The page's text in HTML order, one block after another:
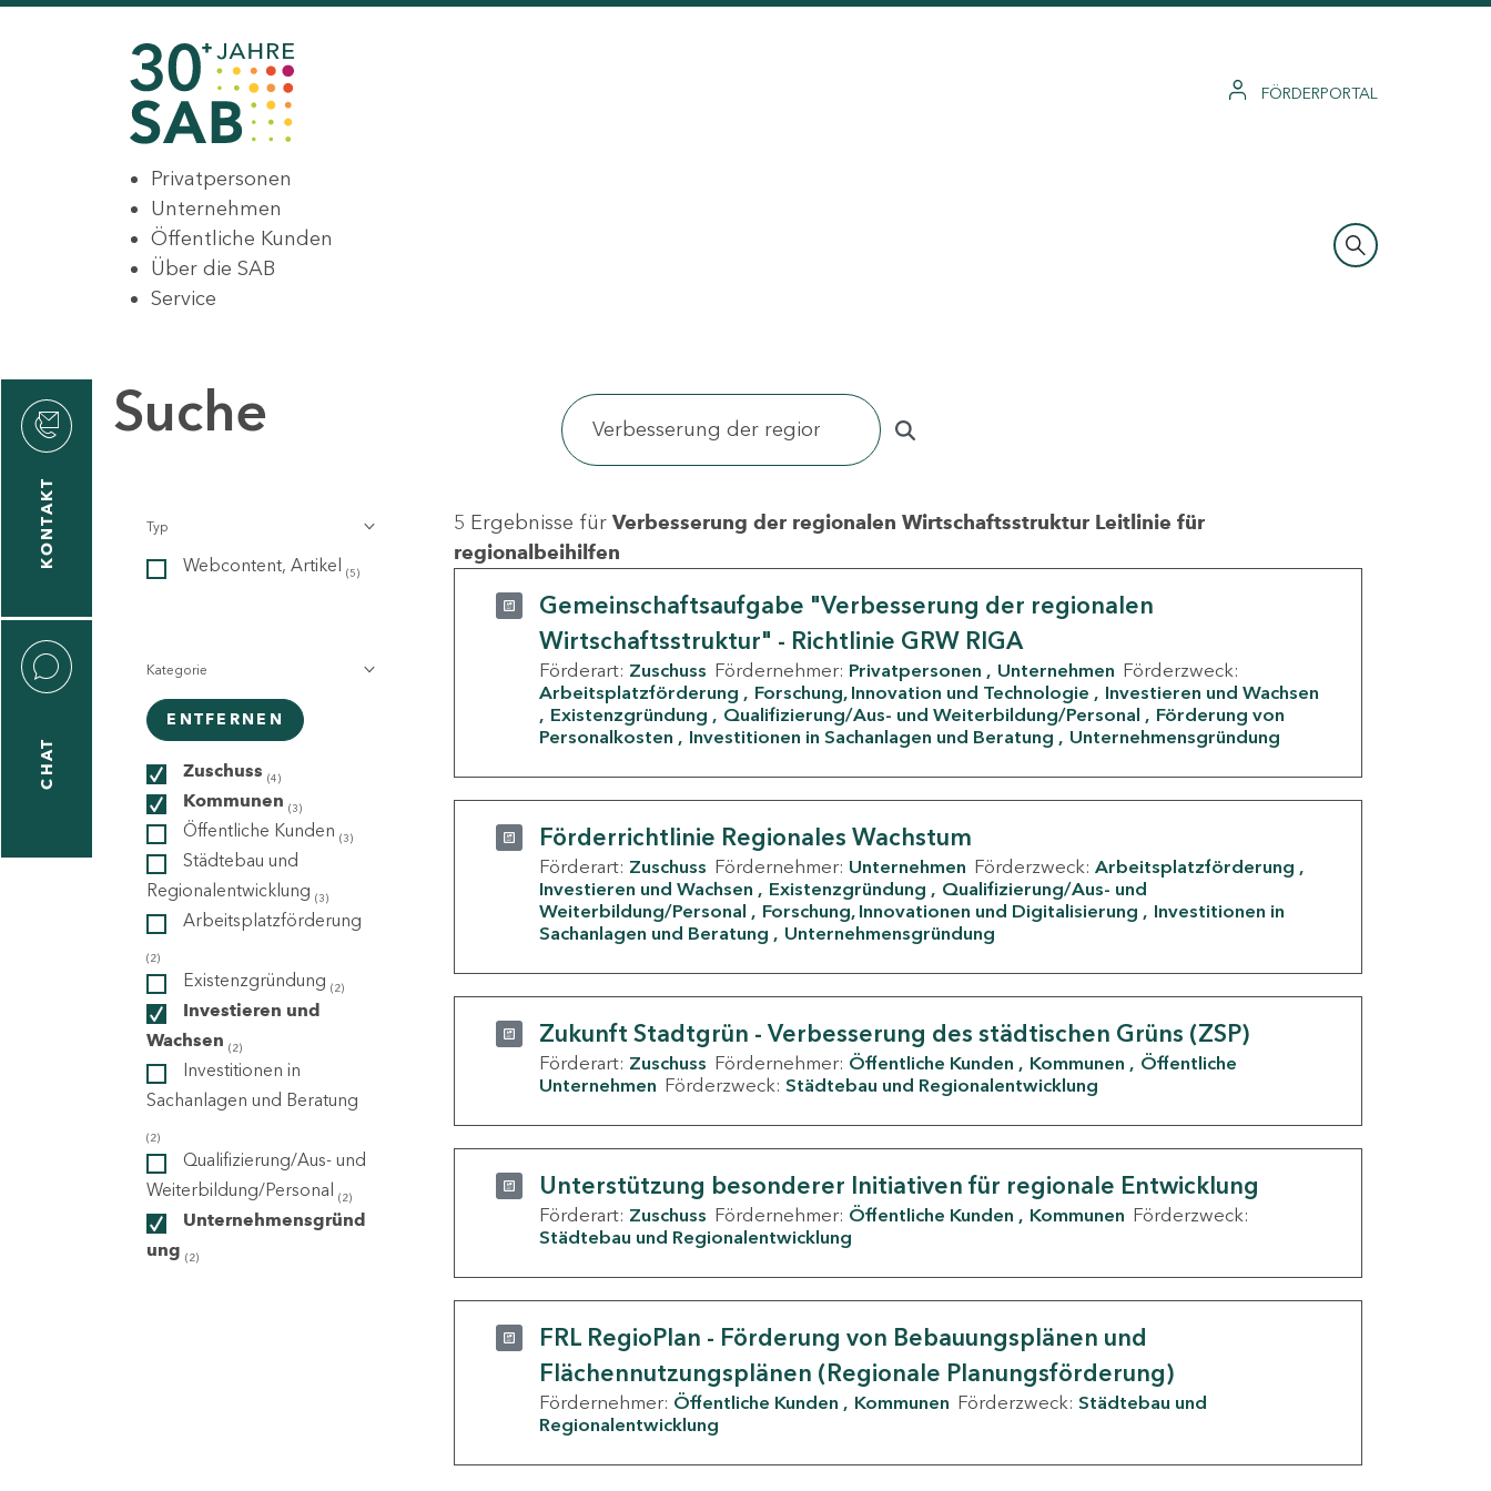
FÖRDERPORTAL
Privatpersonen
Unternehmen
Öffentliche Kunden
Über die SAB
Service
KONTAKT
CHAT
Suche
Typ
Webcontent, Artikel (5)
Kategorie
ENTFERNEN
Zuschuss (4)
Kommunen (3)
Öffentliche Kunden (3)
Städtebau und
Regionalentwicklung (3)
Arbeitsplatzförderung
(2)
Existenzgründung (2)
Investieren und
Wachsen (2)
Investitionen in
Sachanlagen und Beratung
(2)
Qualifizierung/Aus- und
Weiterbildung/Personal (2)
Unternehmensgründ
ung (2)
5 Ergebnisse für Verbesserung der regionalen Wirtschaftsstruktur Leitlinie für
regionalbeihilfen
Gemeinschaftsaufgabe "Verbesserung der regionalen
Wirtschaftsstruktur" - Richtlinie GRW RIGA
Förderart: Zuschuss Fördernehmer: Privatpersonen Unternehmen Förderzweck:
Arbeitsplatzförderung
Forschung, Innovation und Technologie
Investieren und Wachsen
Existenzgründung
Qualifizierung/Aus- und Weiterbildung/Personal
Förderung von
Personalkosten
Investitionen in Sachanlagen und Beratung Unternehmensgründung
Förderrichtlinie Regionales Wachstum
Förderart: Zuschuss Fördernehmer: Unternehmen Förderzweck: Arbeitsplatzförderung
Investieren und Wachsen
Existenzgründung
Qualifizierung/Aus- und
Weiterbildung/Personal
Forschung, Innovationen und Digitalisierung
Investitionen in
Sachanlagen und Beratung
Unternehmensgründung
Zukunft Stadtgrün - Verbesserung des städtischen Grüns (ZSP)
Förderart: Zuschuss Fördernehmer: Öffentliche Kunden Kommunen
Öffentliche
Unternehmen Förderzweck: Städtebau und Regionalentwicklung
Unterstützung besonderer Initiativen für regionale Entwicklung
Förderart: Zuschuss Fördernehmer: Öffentliche Kunden Kommunen Förderzweck:
Städtebau und Regionalentwicklung
FRL RegioPlan - Förderung von Bebauungsplänen und
Flächennutzungsplänen (Regionale Planungsförderung)
Fördernehmer: Öffentliche Kunden Kommunen Förderzweck: Städtebau und
Regionalentwicklung